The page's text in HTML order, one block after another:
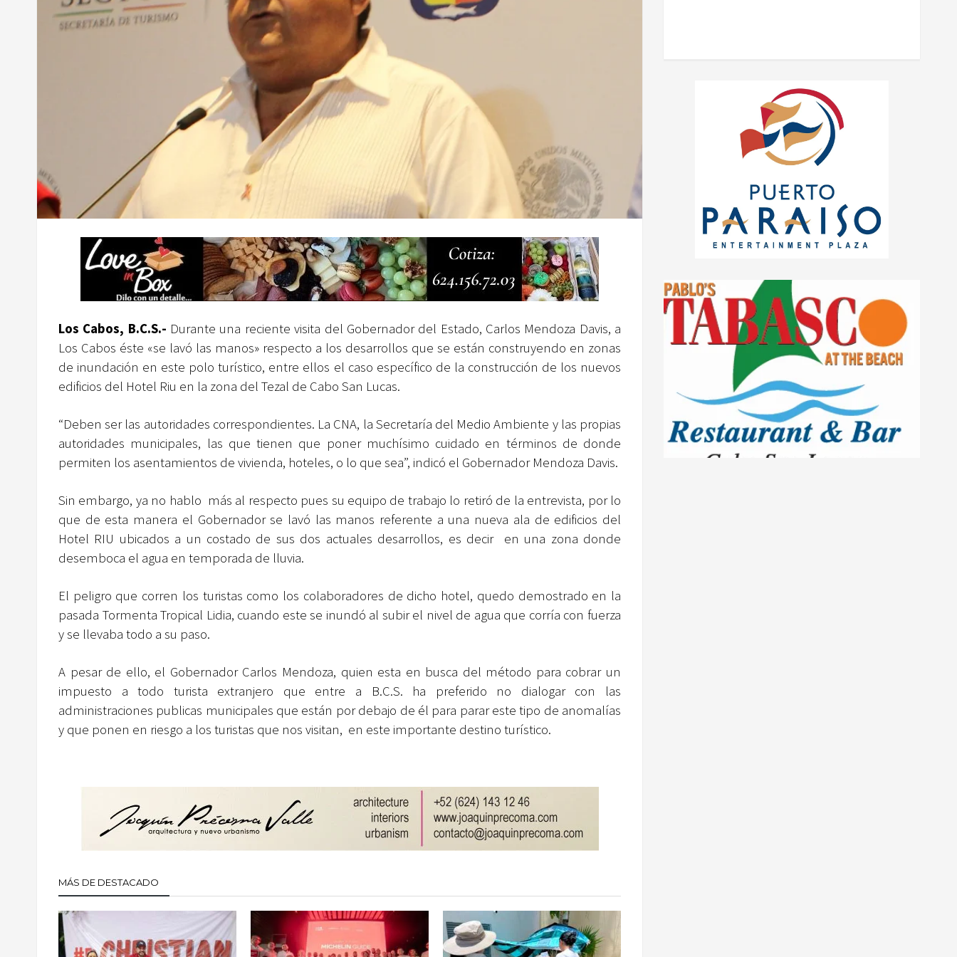
Los Cabos, B.C.S.- Durante una reciente visita del Gobernador del Estado, Carlos Mendoza Davis, a
Los Cabos éste «se lavó las manos» respecto a los desarrollos que se están construyendo en zonas
de inundación en este polo turístico, entre ellos el caso específico de la construcción de los nuevos
edificios del Hotel Riu en la zona del Tezal de Cabo San Lucas.
“Deben ser las autoridades correspondientes. La CNA, la Secretaría del Medio Ambiente y las propias
autoridades municipales, las que tienen que poner muchísimo cuidado en términos de donde
permiten los asentamientos de vivienda, hoteles, o lo que sea”, indicó el Gobernador Mendoza Davis.
Sin embargo, ya no hablo más al respecto pues su equipo de trabajo lo retiró de la entrevista, por lo
que de esta manera el Gobernador se lavó las manos referente a una nueva ala de edificios del
Hotel RIU ubicados a un costado de sus dos actuales desarrollos, es decir en una zona donde
desemboca el agua en temporada de lluvia.
El peligro que corren los turistas como los colaboradores de dicho hotel, quedo demostrado en la
pasada Tormenta Tropical Lidia, cuando este se inundó al subir el nivel de agua que corría con fuerza
y se llevaba todo a su paso.
A pesar de ello, el Gobernador Carlos Mendoza, quien esta en busca del método para cobrar un
impuesto a todo turista extranjero que entre a B.C.S. ha preferido no dialogar con las
administraciones publicas municipales que están por debajo de él para parar este tipo de anomalías
y que ponen en riesgo a los turistas que nos visitan, en este importante destino turístico.
MÁS DE DESTACADO